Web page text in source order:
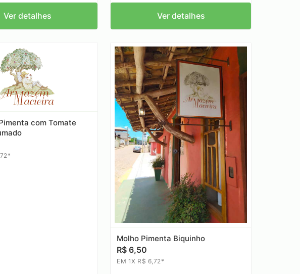
Ver detalhes Ver detalhes
com Tomate
Molho Pimenta Biquinho
R$ 6,50
EM 1X R$ 6,72*